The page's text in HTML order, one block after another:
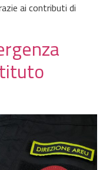
ai contributi di